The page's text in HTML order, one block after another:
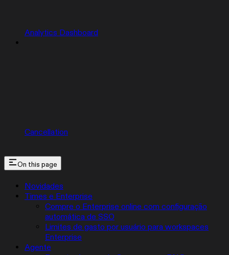
Analytics Dashboard
Cancellation
On this page
Novidades
Times e Enterprise
Compre o Enterprise online com configuração
automática de SSO
Limites de gasto por usuário para workspaces
Enterprise
Agente